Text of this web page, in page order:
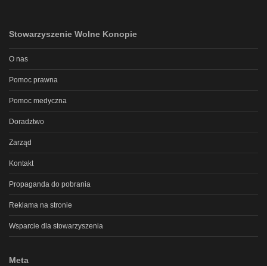
Stowarzyszenie Wolne Konopie
O nas
Pomoc prawna
Pomoc medyczna
Doradztwo
Zarząd
Kontakt
Propaganda do pobrania
Reklama na stronie
Wsparcie dla stowarzyszenia
Meta